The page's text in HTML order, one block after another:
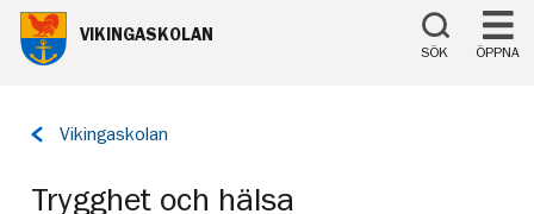
Till innehåll på sidan
VIKINGASKOLAN
SÖK ÖPPNA
Tillbaka
Vikingaskolan
Trygghet och hälsa